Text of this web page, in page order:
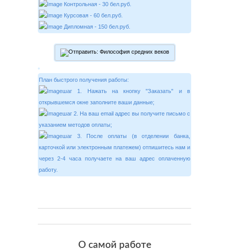
Контрольная - 30 бел.руб.
Курсовая - 60 бел.руб.
Дипломная - 150 бел.руб.
План быстрого получения работы:
шаг 1. Нажать на кнопку "Заказать" и в
открывшемся окне заполните ваши данные;
шаг 2. На ваш email адрес вы получите письмо с
указанием методов оплаты;
шаг 3. После оплаты (в отделении банка,
карточкой или электронным платежем) отпишитесь нам и
через 2-4 часа получаете на ваш адрес оплаченную
работу.
О самой работе